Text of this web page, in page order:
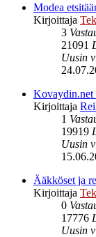
Modea
Kirjoittaja
3
21091
Uusin
Kovaydin.net
Kirjoittaja
1
19919
Uusin
Ääkköset ja
Kirjoittaja
0
17776
Uusin